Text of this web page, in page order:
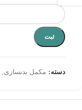
ثبت
دسته: مکمل بدنسازی